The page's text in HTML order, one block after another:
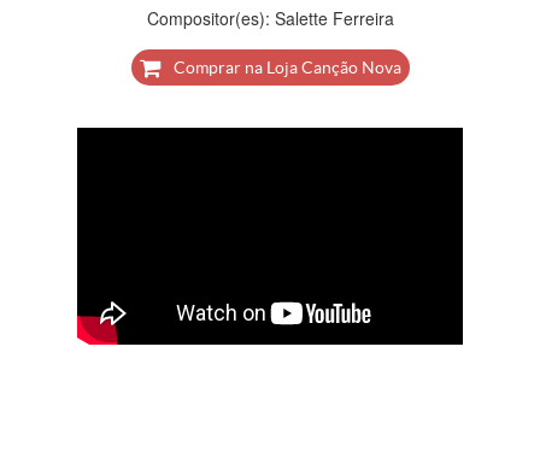
Compositor(es): Salette Ferreira
Comprar na Loja Canção Nova